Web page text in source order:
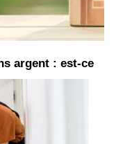
argent : est-ce